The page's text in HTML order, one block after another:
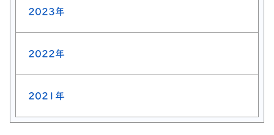
2023年
2022年
2021年